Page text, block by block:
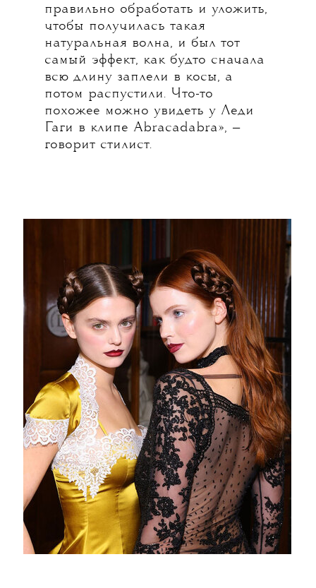
правильно обработать и уложить,
чтобы получилась такая
натуральная волна, и был тот
самый эффект, как будто сначала
всю длину заплели в косы, а
потом распустили. Что-то
похожее можно увидеть у Леди
Гаги в клипе Abracadabra», —
говорит стилист.